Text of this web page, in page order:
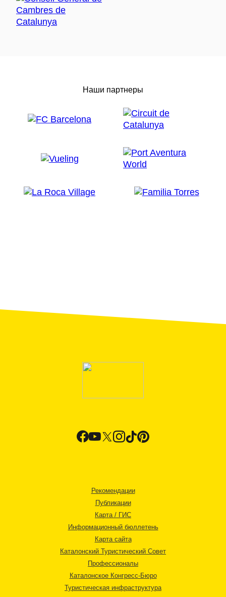
Наши партнеры
Рекомендации
Публикации
Карта / ГИС
Информационный бюллетень
Карта сайта
Каталонский Туристический Совет
Профессионалы
Каталонское Конгресс-Бюро
Туристическая инфраструктура